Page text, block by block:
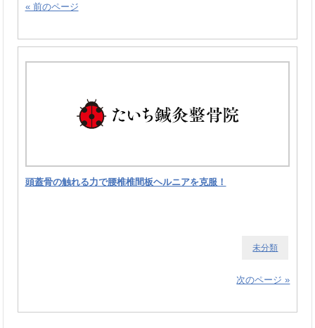
« 前のページ
頭蓋骨の触れる力で腰椎椎間板ヘルニアを克服！
未分類
次のページ »